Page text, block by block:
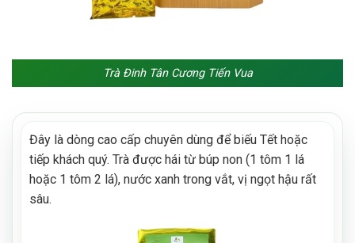
Trà Đinh Tân Cương Tiến Vua
Đây là dòng cao cấp chuyên dùng để biếu Tết hoặc
tiếp khách quý. Trà được hái từ búp non (1 tôm 1 lá
hoặc 1 tôm 2 lá), nước xanh trong vắt, vị ngọt hậu rất
sâu.